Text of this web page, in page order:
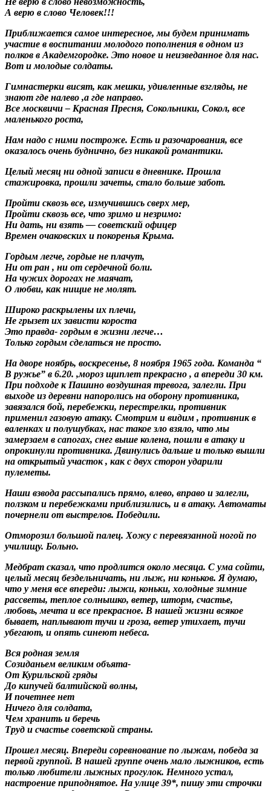
А верю в слово Человек!!!
Приближается самое интересное, мы будем принимать
участие в воспитании молодого пополнения в одном из
полков в Академгородке. Это новое и неизведанное для нас.
Вот и молодые солдаты.
Гимнастерки висят, как мешки, удивленные взгляды, не
знают где налево ,а где направо.
Все москвичи – Красная Пресня, Сокольники, Сокол, все
маленького роста,
Нам надо с ними построже. Есть и разочарования, все
оказалось очень буднично, без никакой романтики.
Целый месяц ни одной записи в дневнике. Прошла
стажировка, прошли зачеты, стало больше забот.
Пройти сквозь все, измучившись сверх мер,
Пройти сквозь все, что зримо и незримо:
Ни дать, ни взять — советский офицер
Времен очаковских и покоренья Крыма.
Гордым легче, гордые не плачут,
Ни от ран , ни от сердечной боли.
На чужих дорогах не маячат,
О любви, как нищие не молят.
Широко раскрылены их плечи,
Не грызет их зависти короста
Это правда- гордым в жизни легче…
Только гордым сделаться не просто.
На дворе ноябрь, воскресенье, 8 ноября 1965 года. Команда “
В ружье” в 6.20. ,мороз щиплет прекрасно , а впереди 30 км.
При подходе к Пашино воздушная тревога, залегли. При
выходе из деревни напоролись на оборону противника,
завязался бой, перебежки, перестрелки, противник
применил газовую атаку. Смотрим и видим , противник в
валенках и полушубках, нас такое зло взяло, что мы
замерзаем в сапогах, снег выше колена, пошли в атаку и
опрокинули противника. Двинулись дальше и только вышли
на открытый участок , как с двух сторон ударили
пулеметы.
Наши взвода рассыпались прямо, влево, вправо и залегли,
ползком и перебежками приблизились, и в атаку. Автоматы
почернели от выстрелов. Победили.
Отморозил большой палец. Хожу с перевязанной ногой по
училищу. Больно.
Медбрат сказал, что продлится около месяца. С ума сойти,
целый месяц бездельничать, ни лыж, ни коньков. Я думаю,
что у меня все впереди: лыжи, коньки, холодные зимние
рассветы, теплое солнышко, ветер, шторм, счастье,
любовь, мечта и все прекрасное. В нашей жизни всякое
бывает, наплывают тучи и гроза, ветер утихает, тучи
убегают, и опять синеют небеса.
Вся родная земля
Созиданьем великим объята-
От Курильской гряды
До кипучей балтийской волны,
И почетнее нет
Ничего для солдата,
Чем хранить и беречь
Труд и счастье советской страны.
Прошел месяц. Впереди соревнование по лыжам, победа за
первой группой. В нашей группе очень мало лыжников, есть
только любители лыжных прогулок. Немного устал,
настроение приподнятое. На улице 39*, пишу эти строчки